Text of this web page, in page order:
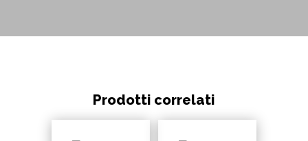
Prodotti correlati